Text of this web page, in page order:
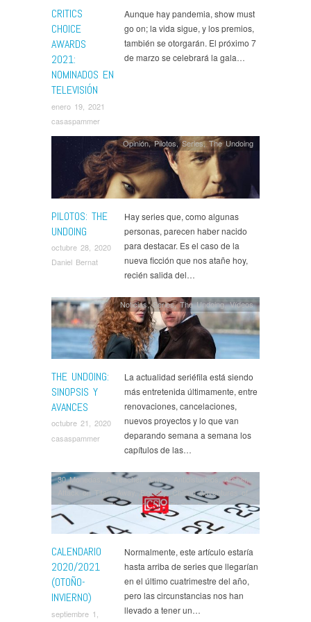
CRITICS
CHOICE
AWARDS
2021:
NOMINADOS EN
TELEVISIÓN
enero 19, 2021
casaspammer
Against America
The Queen's Gambit,The Undoing,
This Is Us
What We Do in the Shadows,Zoey's
Extraordinary Playlist
Aunque hay pandemia, show must
go on; la vida sigue, y los premios,
también se otorgarán. El próximo 7
de marzo se celebrará la gala…
PILOTOS: THE
UNDOING
octubre 28, 2020
Daniel Bernat
Opinión,Pilotos,Series,The Undoing
Hay series que, como algunas
personas, parecen haber nacido
para destacar. Es el caso de la
nueva ficción que nos atañe hoy,
recién salida del…
THE UNDOING:
SINOPSIS Y
AVANCES
octubre 21, 2020
casaspammer
Noticias,Series,The Undoing,Ví­deos
La actualidad seriéfila está siendo
más entretenida últimamente, entre
renovaciones, cancelaciones,
nuevos proyectos y lo que van
deparando semana a semana los
capítulos de las…
CALENDARIO
2020/2021
(OTOÑO-
INVIERNO)
septiembre 1,
30 Monedas A Teacher Anime Antidisturbios ,Archer,
Attack on Titan
Big Sky,Chilling Adventures of
Sabrina,Des,Dime Quién Soy,El Cid,El Desorden
que Dejas
Euphoria Fargo,Fear The Walking Dead,
Helstrom,Industry,Memorias de Idhún,Moonbase 8,
Ratched,Roadkill Series,Shameless USA,Star Trek
Discovery,Star Wars,Suburra,Supernatural,
Superstore
The Blacklist ,The Boys,The Expanse,
The Flight Attendant,The Good Lord Bird,The
Haunting of Bly Manor,The Mandalorian,
Normalmente, este artículo estaría
hasta arriba de series que llegarían
en el último cuatrimestre del año,
pero las circunstancias nos han
llevado a tener un…